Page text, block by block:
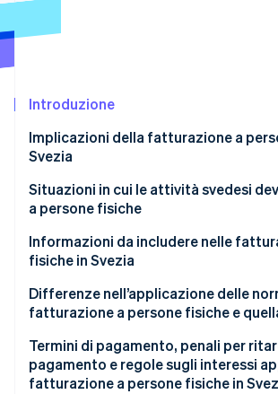
Radar
Costituzione di start-up
Rimozione del carbonio
Verifica online dell'identità
Stripe Sessions 2026
Scopri come Stripe sta costruendo
Guarda ora
Introduzione
Implicazioni della fatturazione a
Svezia
Situazioni in cui le attività svedesi
a persone fisiche
Informazioni da includere nelle
fisiche in Svezia
Differenze nell’applicazione delle
fatturazione a persone fisiche e
Termini di pagamento, penali per
pagamento e regole sugli interessi
fatturazione a persone fisiche in